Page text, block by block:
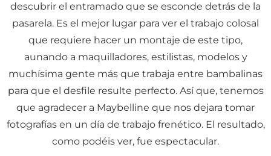
descubrir el entramado que se esconde detrás de la
pasarela. Es el mejor lugar para ver el trabajo colosal
que requiere hacer un montaje de este tipo,
aunando a maquilladores, estilistas, modelos y
muchísima gente más que trabaja entre bambalinas
para que el desfile resulte perfecto. Así que, tenemos
que agradecer a Maybelline que nos dejara tomar
fotografías en un día de trabajo frenético. El resultado,
como podéis ver, fue espectacular.